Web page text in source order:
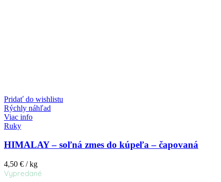
Pridať do wishlistu
Rýchly náhľad
Viac info
Ruky
HIMALAY – soľná zmes do kúpeľa – čapovaná
4,50 € / kg
Vypredané